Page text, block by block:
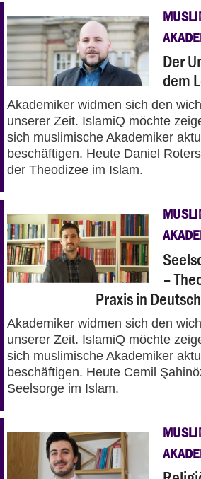
Der
dem
Akademiker widmen sich den
unserer Zeit. IslamiQ möchte
sich muslimische Akademiker
beschäftigen. Heute Daniel
der Theodizee im Islam.
–
Praxis in
Akademiker widmen sich den
unserer Zeit. IslamiQ möchte
sich muslimische Akademiker
beschäftigen. Heute Cemil
Seelsorge im Islam.